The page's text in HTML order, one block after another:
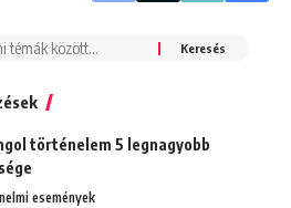
történelem 5 legnagyobb
események